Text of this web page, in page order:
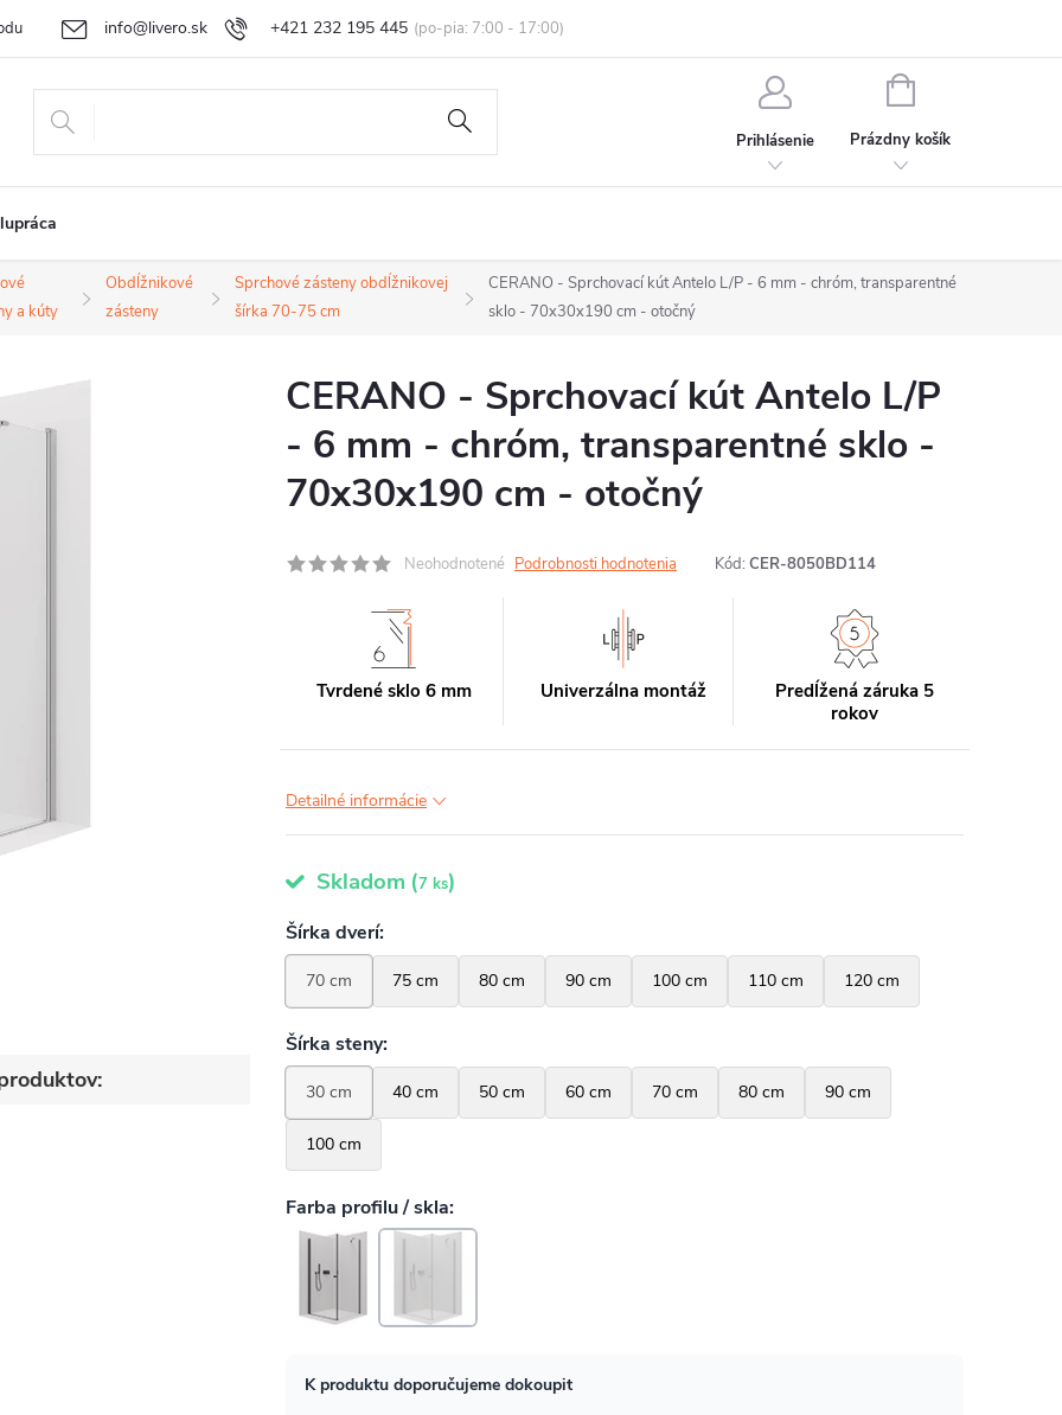
+421 232 195 445
info@livero.sk
Vrátenie tovaru a reklamácia Obchodné podmienky Podmienky ochrany osobných údajov
Prihlásenie
NÁKUPNÝ
Prázdny košík
a kúty
Obdĺžnikové
zásteny
Sprchové zásteny obdĺžnikovej
šírka 70-75 cm
CERANO - Sprchovací kút Antelo L/P - 6 mm - chróm, transparentné
sklo - 70x30x190 cm - otočný
CERANO - Sprchovací kút Antelo L/P
- 6 mm - chróm, transparentné sklo -
70x30x190 cm - otočný
Neohodnotené Podrobnosti hodnotenia Kód: CER-8050BD114
Tvrdené sklo 6 mm Univerzálna montáž
Predĺžená záruka 5
rokov
Detailné informácie
Skladom (7 ks)